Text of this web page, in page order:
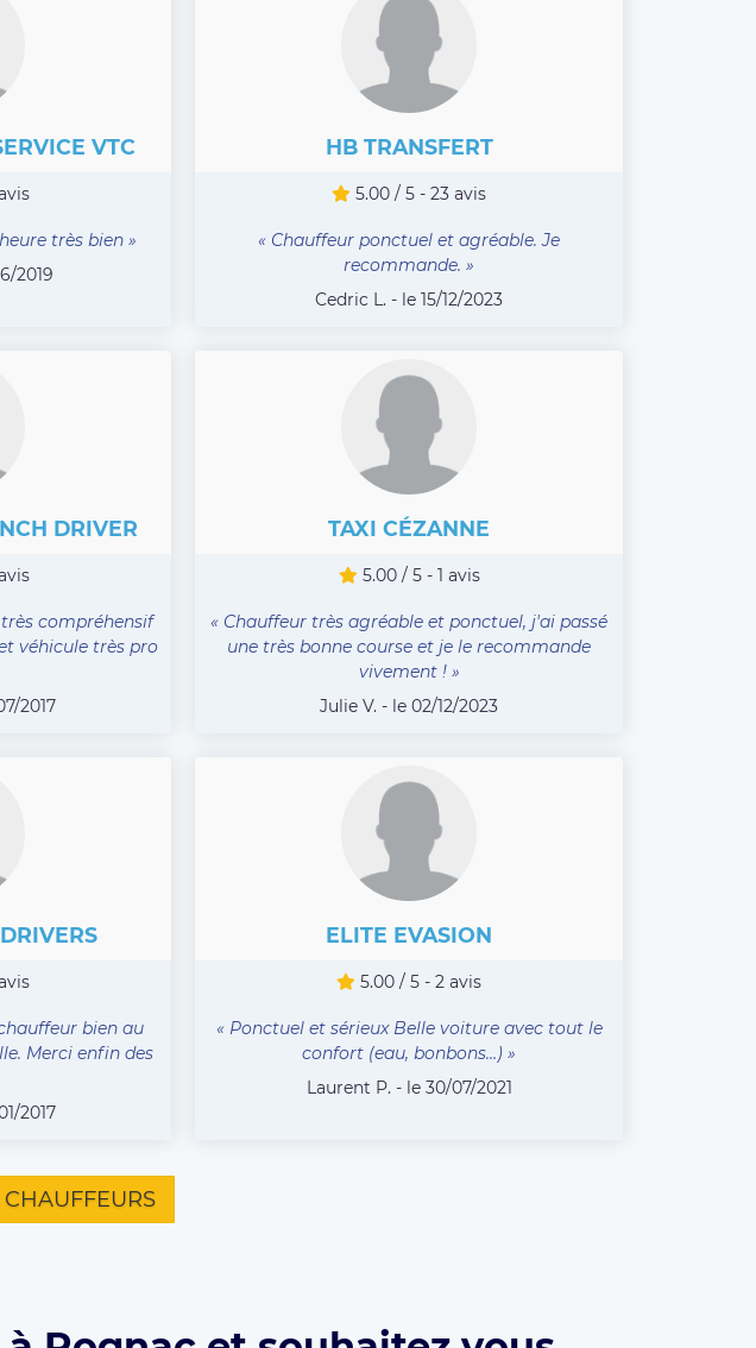
VTC
très bien »
2019
HB TRANSFERT
5.00 / 5 - 23 avis
« Chauffeur ponctuel et agréable. Je
recommande. »
Cedric L. - le 15/12/2023
DRIVER
compréhensif
véhicule très pro
2017
TAXI CÉZANNE
5.00 / 5 - 1 avis
« Chauffeur très agréable et ponctuel, j'ai passé
une très bonne course et je le recommande
vivement ! »
Julie V. - le 02/12/2023
bien au
Merci enfin des
2017
ELITE EVASION
5.00 / 5 - 2 avis
« Ponctuel et sérieux Belle voiture avec tout le
confort (eau, bonbons…) »
Laurent P. - le 30/07/2021